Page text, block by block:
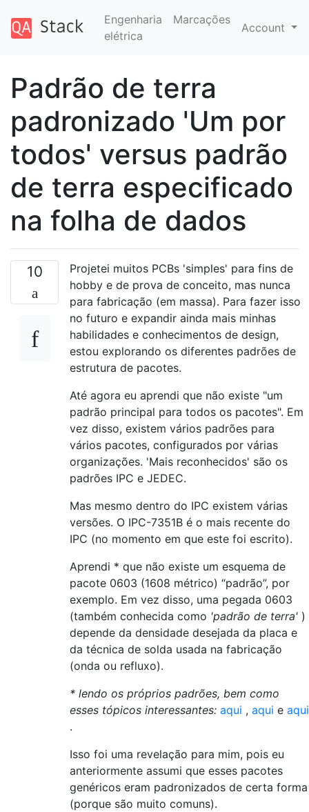
Engenharia
elétrica
Marcações
Account
Padrão de terra
padronizado 'Um por
todos' versus padrão
de terra especificado
na folha de dados
10
Projetei muitos PCBs 'simples' para fins de
hobby e de prova de conceito, mas nunca
para fabricação (em massa). Para fazer isso
no futuro e expandir ainda mais minhas
habilidades e conhecimentos de design,
estou explorando os diferentes padrões de
estrutura de pacotes.
Até agora eu aprendi que não existe "um
padrão principal para todos os pacotes". Em
vez disso, existem vários padrões para
vários pacotes, configurados por várias
organizações. 'Mais reconhecidos' são os
padrões IPC e JEDEC.
Mas mesmo dentro do IPC existem várias
versões. O IPC-7351B é o mais recente do
IPC (no momento em que este foi escrito).
Aprendi * que não existe um esquema de
pacote 0603 (1608 métrico) “padrão”, por
exemplo. Em vez disso, uma pegada 0603
(também conhecida como 'padrão de terra' )
depende da densidade desejada da placa e
da técnica de solda usada na fabricação
(onda ou refluxo).
* lendo os próprios padrões, bem como
esses tópicos interessantes: aqui , aqui e aqui
.
Isso foi uma revelação para mim, pois eu
anteriormente assumi que esses pacotes
genéricos eram padronizados de certa forma
(porque são muito comuns).